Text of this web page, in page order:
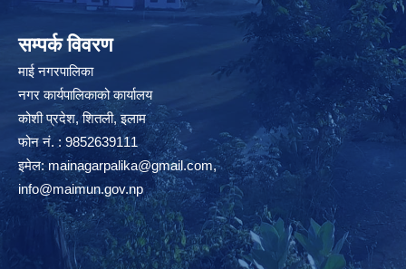
सम्पर्क विवरण
माई नगरपालिका
नगर कार्यपालिकाको कार्यालय
कोशी प्रदेश, शितली, इलाम
फोन नं. : 9852639111
इमेल:mainagarpalika@gmail.com,
info@maimun.gov.np